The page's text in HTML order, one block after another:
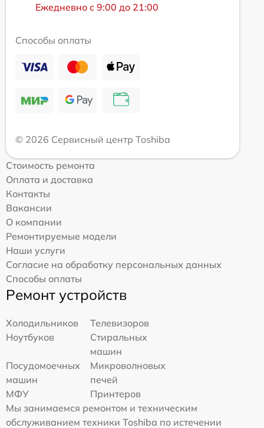
Ежедневно с 9:00 до 21:00
Способы оплаты
© 2026 Сервисный центр Toshiba
Стоимость ремонта
Оплата и доставка
Контакты
Вакансии
О компании
Ремонтируемые модели
Наши услуги
Согласие на обработку персональных данных
Способы оплаты
Ремонт устройств
Холодильников
Телевизоров
Ноутбуков
Стиральных
машин
Посудомоечных
машин
Микроволновых
печей
МФУ
Принтеров
Мы занимаемся ремонтом и техническим
обслуживанием техники Toshiba по истечении